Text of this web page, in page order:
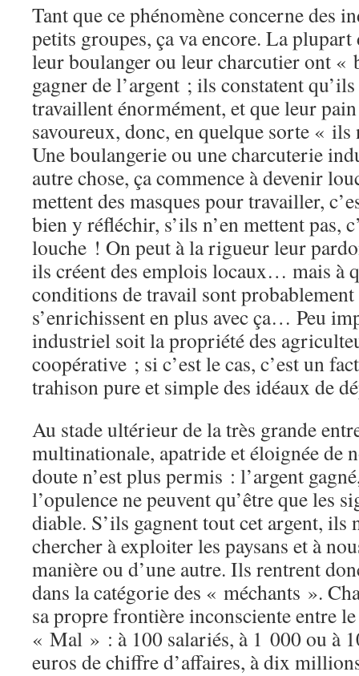
Tant que ce phénomène concerne des
petits groupes, ça va encore. La plupart
leur boulanger ou leur charcutier ont «
gagner de l’argent ; ils constatent
travaillent énormément, et que leur
savoureux, donc, en quelque sorte « ils
Une boulangerie ou une charcuterie
autre chose, ça commence à devenir
mettent des masques pour travailler,
bien y réfléchir, s’ils n’en mettent pas,
louche ! On peut à la rigueur leur
ils créent des emplois locaux… mais à
conditions de travail sont
s’enrichissent en plus avec ça… Peu
industriel soit la propriété des
coopérative ; si c’est le cas, c’est un
trahison pure et simple des idéaux de
Au stade ultérieur de la très grande
multinationale, apatride et éloignée de
doute n’est plus permis : l’argent
l’opulence ne peuvent qu’être que les
diable. S’ils gagnent tout cet argent, ils
chercher à exploiter les paysans et à
manière ou d’une autre. Ils rentrent
dans la catégorie des « méchants ».
sa propre frontière inconsciente entre
« Mal » : à 100 salariés, à 1 000 ou à
euros de chiffre d’affaires, à dix